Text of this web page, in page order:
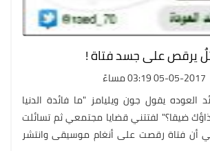
يرقص على جسد فتاة !
05-05-2017 03:19 مساءً
العوده يقول جون ويليامز "ما فائدة الدنيا
ضيقا؟" لفتتني قضايا مجتمعي ثم تسائلت
أن فتاة رقصت على أنغام موسيقى وانتشر